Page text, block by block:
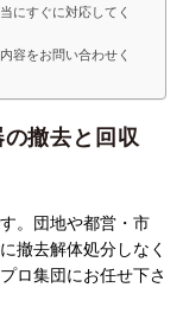
にすぐに対応してく
容をお問い合わせく
撤去と回収
。団地や都営・市
撤去解体処分しなく
ロ集団にお任せ下さ